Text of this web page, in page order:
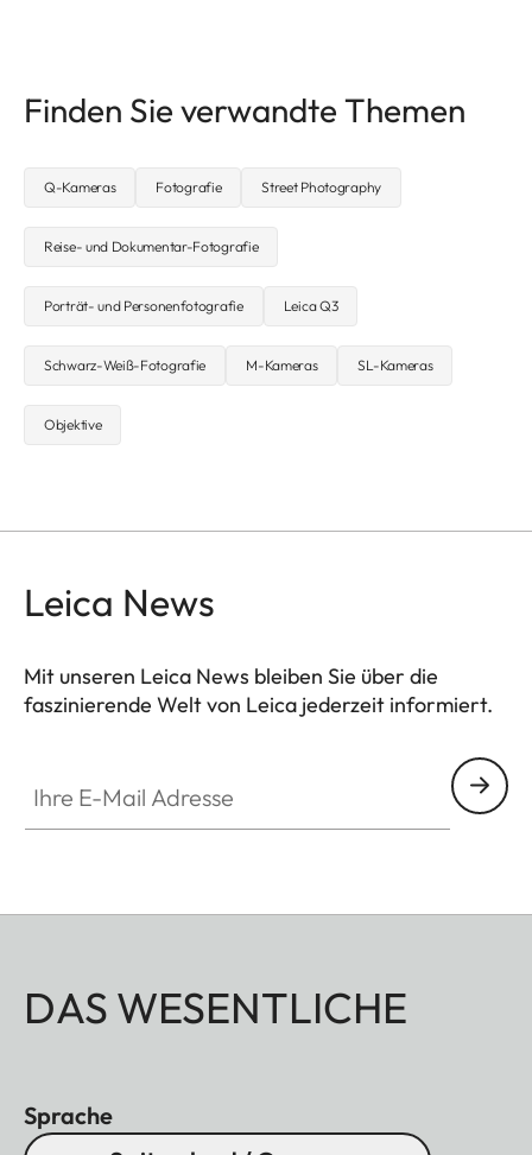
Finden Sie verwandte Themen
Q-Kameras Fotografie Street Photography
Reise- und Dokumentar-Fotografie
Porträt- und Personenfotografie Leica Q3
Schwarz-Weiß-Fotografie M-Kameras SL-Kameras
Objektive
Leica News
Mit unseren Leica News bleiben Sie über die
faszinierende Welt von Leica jederzeit informiert.
DAS WESENTLICHE
Sprache